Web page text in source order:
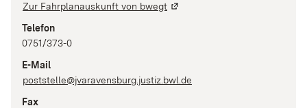
Zur Fahrplanauskunft von bwegt
Telefon
0751/373-0
E-Mail
poststelle@jvaravensburg.justiz.bwl.de
Fax